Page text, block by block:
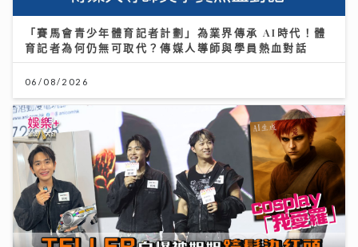
「賽馬會青少年體育記者計劃」為業界傳承 AI時代！體
育記者為何仍無可取代？傳媒人導師與學員熱血對話
06/08/2026